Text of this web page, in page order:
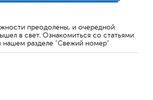
преодолены, и очередной
в свет. Ознакомиться со статьями
нашем разделе "Свежий номер"